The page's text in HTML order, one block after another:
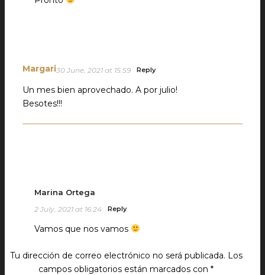
Margari30 June, 2021 at 15:59 Reply
Un mes bien aprovechado. A por julio!
Besotes!!!
Marina Ortega
2 July, 2021 at 16:24 Reply
Vamos que nos vamos
Tu dirección de correo electrónico no será publicada. Los
campos obligatorios están marcados con*